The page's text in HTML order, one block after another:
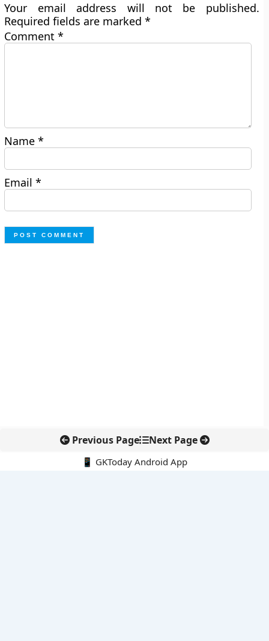
Your email address will not be published.
Required fields are marked*
Comment*
Name*
Email*
Previous Page Next Page
📱 GKToday Android App